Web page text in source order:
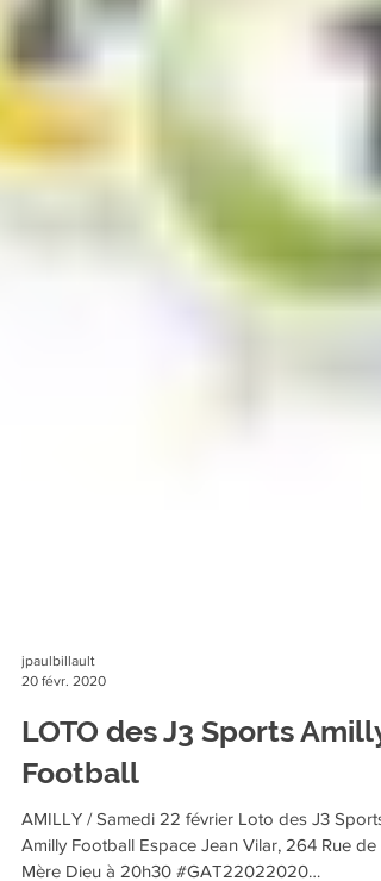
20 févr. 2020
LOTO des J3 Sports Amilly
Football
AMILLY / Samedi 22 février Loto des J3 Sports